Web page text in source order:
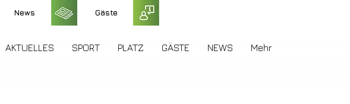
News Gäste
AKTUELLES SPORT PLATZ GÄSTE NEWS Mehr